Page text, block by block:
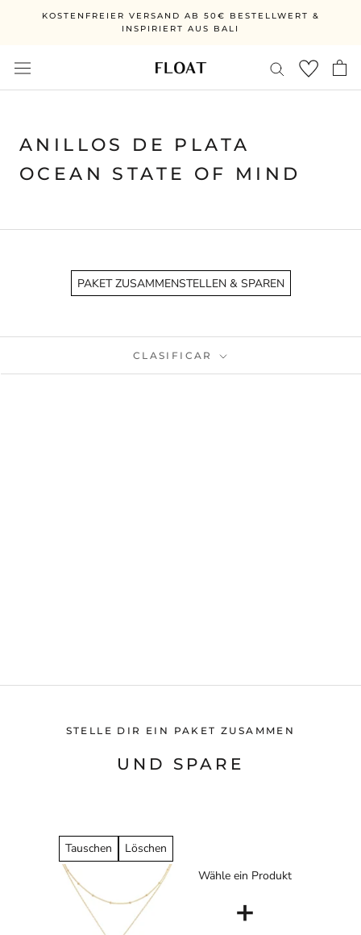
contenido
KOSTENFREIER VERSAND AB 50€ BESTELLWERT &
INSPIRIERT AUS BALI
ANILLOS DE PLATA
OCEAN STATE OF MIND
PAKET ZUSAMMENSTELLEN & SPAREN
CLASIFICAR
STELLE DIR EIN PAKET ZUSAMMEN
UND SPARE
Tauschen Löschen
Wähle ein Produkt
+